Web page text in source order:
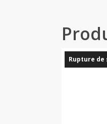
Rupture de